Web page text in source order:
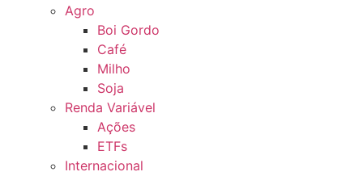
Agro
Boi Gordo
Café
Milho
Soja
Renda Variável
Ações
ETFs
Internacional